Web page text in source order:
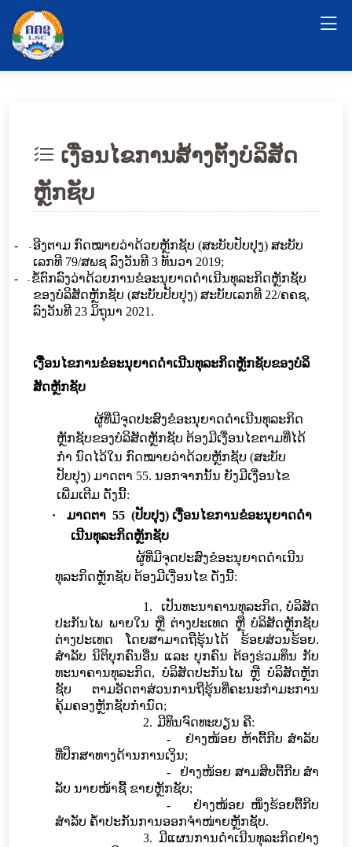
ເງື່ອນໄຂການສ້າງຕັ້ງບໍລິສັດ
ຫຼັກຊັບ
- - ອີງຕາມ ກົດໝາຍວ່າດ້ວຍຫຼັກຊັບ (ສະບັບປັບປຸງ) ສະບັບ
ເລກທີ 79/ສພຊ ລົງ​ວັນ​ທີ 3 ທັນວາ 2019;
- - ຂໍ້ຕົກລົງວ່າດ້ວຍການຂໍອະນຸຍາດ​ດຳ​ເນີນ​ທຸ​ລະ​ກິດຫຼັກຊັບ
ຂອງ​ບໍລິສັດຫຼັກຊັບ (ສະບັບປັບປຸງ) ສະບັບເລກທີ 22/ຄຄຊ,
ລົງວັນທີ 23 ມິຖຸນາ 2021.
ເງືື່ອນໄຂການຂໍ​ອະ​ນຸ​ຍາດ​ດຳ​ເນີນ​ທຸ​ລະ​ກິດຫຼັກຊັບຂອງບໍລິ
ສັດຫຼັກ​ຊັບ
ຜູ້ທີ່​ມີ​ຈຸດປະສົງ​ຂໍອະນຸຍາດດໍາເນີນທຸລະກິດ
ຫຼັກຊັບຂອງບໍລິສັດຫຼັກຊັບ ຕ້ອງມີເງື່ອນໄຂຕາມທີ່ໄດ້
ກຳ ນົດ​ໄວ້​ໃນ​ ກົດໝາຍວ່າ​ດ້ວຍຫຼັກ​ຊັບ (ສະບັບ
ປັບປຸງ) ມາດຕາ 55. ນອກຈາກນັ້ນ ຍັງມີເງື່ອນໄຂ
ເພີ່ມເຕີມ ດັ່ງນີ້:
·
ມາດຕາ 55 (ປັບປຸງ) ເງື່ອນໄຂການຂໍອະນຸຍາດດໍາ
ເນີນທຸລະກິດຫຼັກຊັບ
ຜູ້ທີ່ມີຈຸດປະສົງຂໍອະນຸຍາດດໍາເນີນ
ທຸລະກິດຫຼັກຊັບ ຕ້ອງມີເງື່ອນໄຂ ດັ່ງນີ້:
1.
ເປັນທະນາຄານທຸລະກິດ, ບໍລິສັດ
ປະກັນໄພ ພາຍໃນ ຫຼື ຕ່າງປະເທດ ຫຼື ບໍລິສັດຫຼັກຊັບ
ຕ່າງປະເທດ ໂດຍສາມາດຖືຮຸ້ນໄດ້ ຮ້ອຍສ່ວນຮ້ອຍ.
ສໍາລັບ ນິຕິບຸກຄົນອື່ນ ແລະ ບຸກຄົນ ຕ້ອງຮ່ວມທຶນ ກັບ
ທະນາຄານທຸລະກິດ, ບໍລິສັດປະກັນໄພ ຫຼື ບໍລິສັດຫຼັກ
ຊັບ ຕາມອັດຕາສ່ວນການຖືຮຸ້ນທີ່ຄະນະກໍາມະການ
ຄຸ້ມຄອງຫຼັກຊັບກໍານົດ;
2. ມີທຶນຈົດທະບຽນ ຄື:
-
ຢ່າງໜ້ອຍ ຫ້າຕື້ກີບ ສໍາລັບ
ທີ່ປຶກສາທາງດ້ານການເງິນ;
-
ຢ່າງໜ້ອຍ ສາມສິບຕື້ກີບ ສໍາ
ລັບ ນາຍໜ້າຊື້ ຂາຍຫຼັກຊັບ;
-
ຢ່າງໜ້ອຍ ໜຶ່ງຮ້ອຍຕື້ກີບ
ສໍາລັບ ຄໍ້າປະກັນການອອກຈໍາໜ່າຍຫຼັກຊັບ.
3. ມີແຜນການດຳເນີນທຸລະກິດຢ່າງ